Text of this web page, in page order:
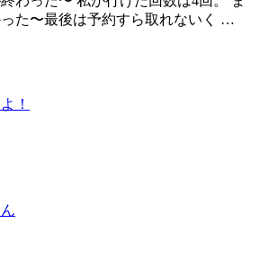
た〜最後は予約すら取れないく …
！